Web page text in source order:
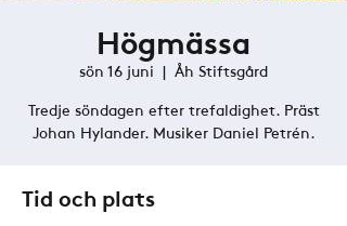
Högmässa
sön 16 juni
  |
Åh Stiftsgård
Tredje söndagen efter trefaldighet. Präst
Johan Hylander. Musiker Daniel Petrén.
Tid och plats